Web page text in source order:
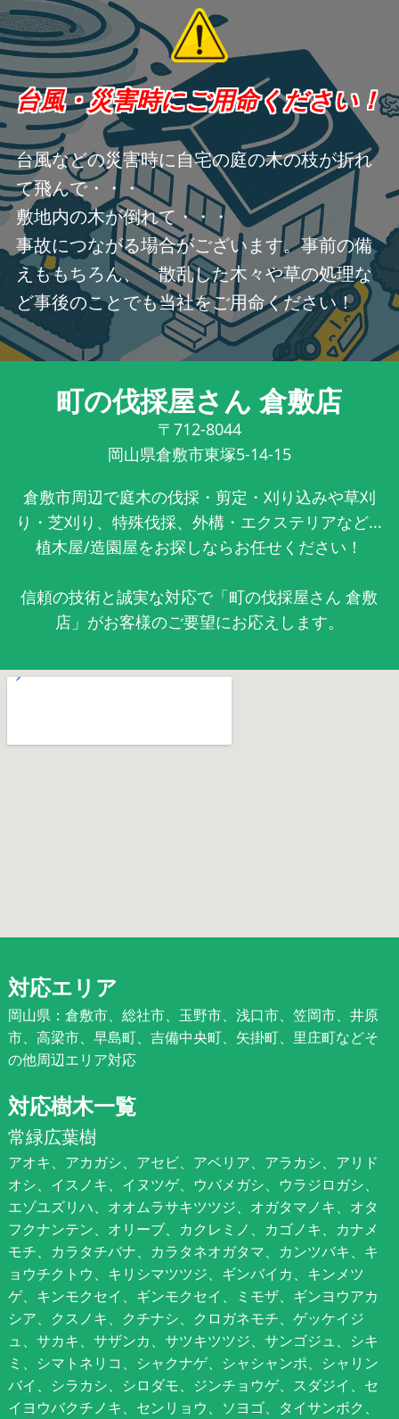
台風・災害時にご用命ください！
台風などの災害時に自宅の庭の木の枝が折れ
て飛んで・・・
敷地内の木が倒れて・・・
事故につながる場合がございます。事前の備
えももちろん、 散乱した木々や草の処理な
ど事後のことでも当社をご用命ください！
町の伐採屋さん 倉敷店
〒712-8044
岡山県倉敷市東塚5-14-15
倉敷市周辺で庭木の伐採・剪定・刈り込みや草刈
り・芝刈り、特殊伐採、外構・エクステリアなど...
植木屋/造園屋をお探しならお任せください！
信頼の技術と誠実な対応で「町の伐採屋さん 倉敷
店」がお客様のご要望にお応えします。
対応エリア
岡山県：倉敷市、総社市、玉野市、浅口市、笠岡市、井原
市、高梁市、早島町、吉備中央町、矢掛町、里庄町などそ
の他周辺エリア対応
対応樹木一覧
常緑広葉樹
アオキ、アカガシ、アセビ、アベリア、アラカシ、アリド
オシ、イスノキ、イヌツゲ、ウバメガシ、ウラジロガシ、
エゾユズリハ、オオムラサキツツジ、オガタマノキ、オタ
フクナンテン、オリーブ、カクレミノ、カゴノキ、カナメ
モチ、カラタチバナ、カラタネオガタマ、カンツバキ、キ
ョウチクトウ、キリシマツツジ、ギンバイカ、キンメツ
ゲ、キンモクセイ、ギンモクセイ、ミモザ、ギンヨウアカ
シア、クスノキ、クチナシ、クロガネモチ、ゲッケイジ
ュ、サカキ、サザンカ、サツキツツジ、サンゴジュ、シキ
ミ、シマトネリコ、シャクナゲ、シャシャンポ、シャリン
バイ、シラカシ、シロダモ、ジンチョウゲ、スダジイ、セ
イヨウバクチノキ、センリョウ、ソヨゴ、タイサンボク、